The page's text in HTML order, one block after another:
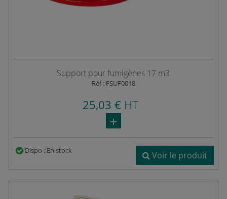
Support pour fumigènes 17 m3
Réf : FSUF0018
25,03 €HT
Dispo : En stock Voir le produit